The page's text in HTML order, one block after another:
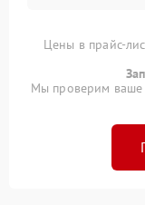
Цены в прайс-
Мы проверим ваше